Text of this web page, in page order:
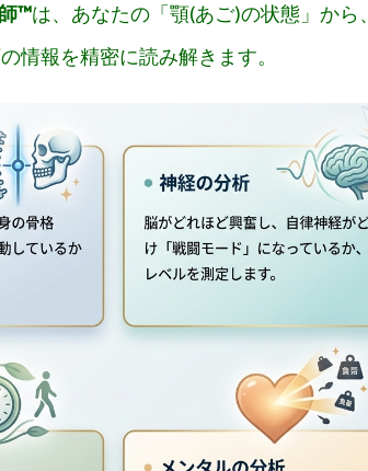
™は、あなたの「顎(あご)の状態」から、
情報を精密に読み解きます。